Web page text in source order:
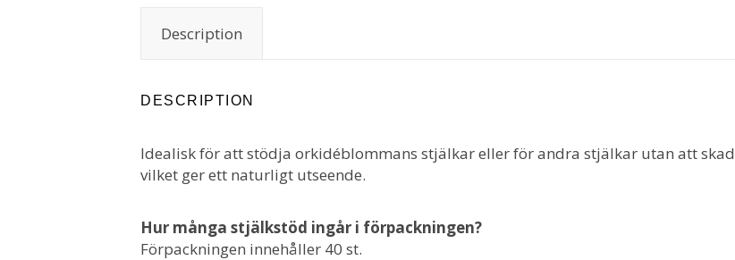
Description
DESCRIPTION
Idealisk för att stödja orkidéblommans stjälkar eller för andra stjälkar utan att
vilket ger ett naturligt utseende.
Hur många stjälkstöd ingår i förpackningen?
Förpackningen innehåller 40 st.